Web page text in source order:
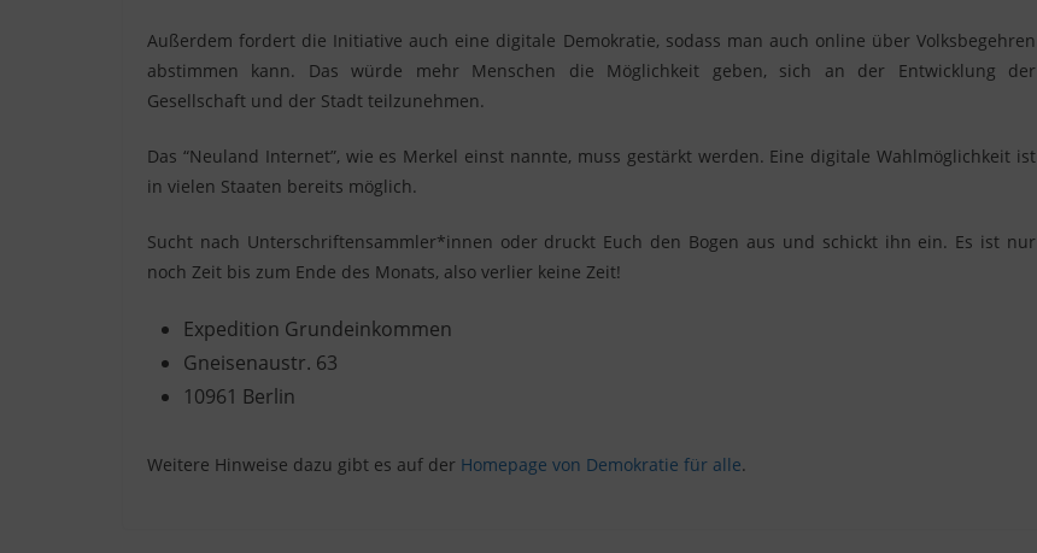
Außerdem fordert die Initiative auch eine digitale Demokratie, sodass man auch online über Volksbegehren
abstimmen kann. Das würde mehr Menschen die Möglichkeit geben, sich an der Entwicklung der
Gesellschaft und der Stadt teilzunehmen.
Das “Neuland Internet”, wie es Merkel einst nannte, muss gestärkt werden. Eine digitale Wahlmöglichkeit ist
in vielen Staaten bereits möglich.
Sucht nach Unterschriftensammler*innen oder druckt Euch den Bogen aus und schickt ihn ein. Es ist nur
noch Zeit bis zum Ende des Monats, also verlier keine Zeit!
Expedition Grundeinkommen
Gneisenaustr. 63
10961 Berlin
Weitere Hinweise dazu gibt es auf der Homepage von Demokratie für alle.